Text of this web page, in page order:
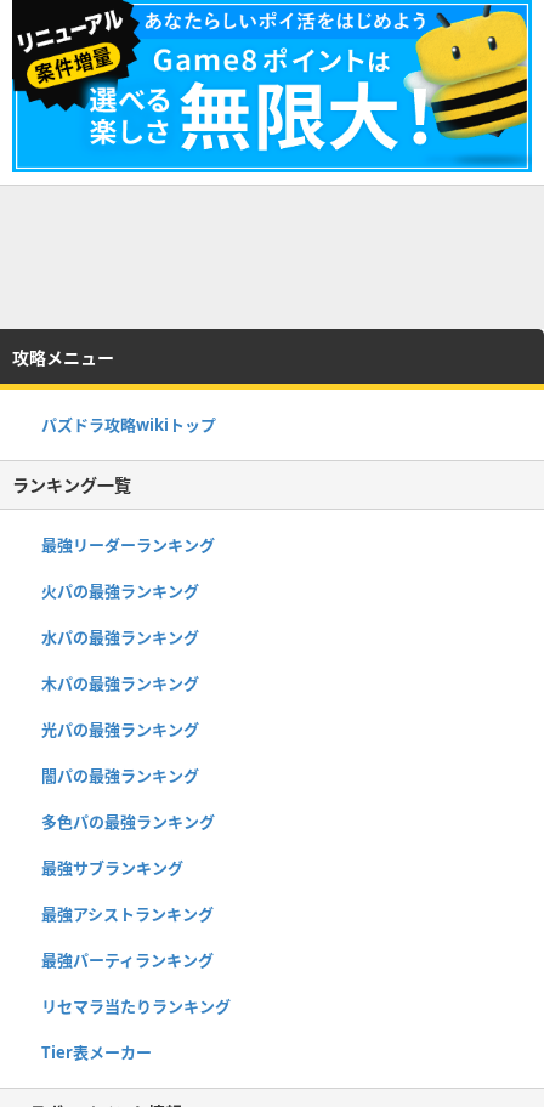
攻略メニュー
パズドラ攻略wikiトップ
ランキング一覧
最強リーダーランキング
火パの最強ランキング
水パの最強ランキング
木パの最強ランキング
光パの最強ランキング
闇パの最強ランキング
多色パの最強ランキング
最強サブランキング
最強アシストランキング
最強パーティランキング
リセマラ当たりランキング
Tier表メーカー